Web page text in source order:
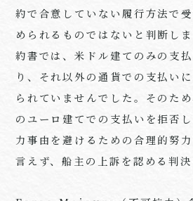
約で合意していない履行方法で
められるものではないと判断し
約書では、米ドル建てのみの支
り、それ以外の通貨での支払い
られていませんでした。そのた
のユーロ建てでの支払いを拒否
力事由を避けるための合理的努
言えず、船主の上訴を認める判決